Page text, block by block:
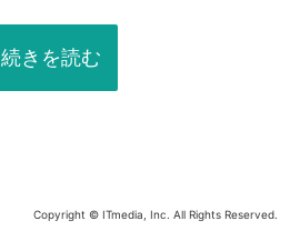
続きを読む
Copyright © ITmedia, Inc. All Rights Reserved.